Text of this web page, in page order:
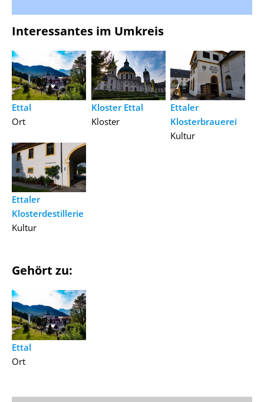
Interessantes im Umkreis
Ettal
Ort
Ettaler
Klosterdestillerie
Kultur
Kloster Ettal
Kloster
Ettaler
Klosterbrauerei
Kultur
Gehört zu:
Ettal
Ort